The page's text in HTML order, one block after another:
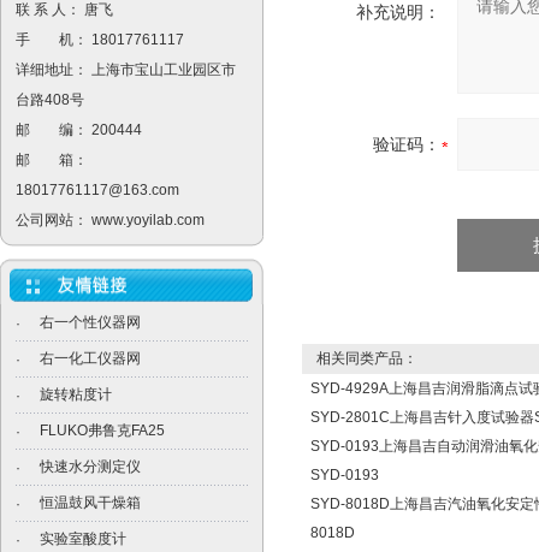
联 系 人： 唐飞
手 机： 18017761117
详细地址： 上海市宝山工业园区市
台路408号
邮 编： 200444
邮 箱：
18017761117@163.com
公司网站： www.yoyilab.com
· 右一个性仪器网
· 右一化工仪器网
· 旋转粘度计
· FLUKO弗鲁克FA25
· 快速水分测定仪
· 恒温鼓风干燥箱
· 实验室酸度计
补充说明：
验证码：
相关同类产品：
SYD-4929A上海昌吉润滑脂滴点
SYD-2801C上海昌吉针入度试验
SYD-0193上海昌吉自动润滑油氧
SYD-0193
SYD-8018D上海昌吉汽油氧化安
8018D